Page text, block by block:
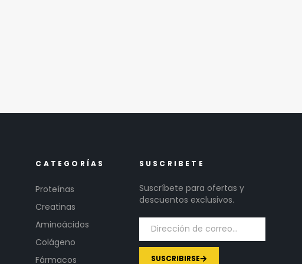
CATEGORÍAS
Proteínas
Creatinas
Aminoácidos
Colágeno
Fármacos
SUSCRIBETE
Suscríbete para ofertas y
descuentos exclusivos.
SUSCRIBIRSE